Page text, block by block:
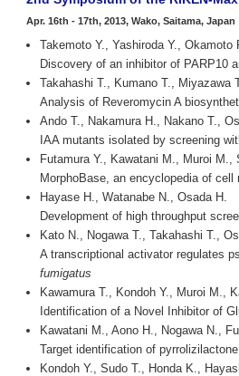
Apr. 16th - 17th, 2013, Wako, Saitama, Japan
Takemoto Y., Yashiroda Y.,
Discovery of an inhibitor of PARP10
Takahashi T., Kumano T., Miyazawa
Analysis of Reveromycin A
Ando T., Nakamura H., Nakano T.,
IAA mutants isolated by screening
Futamura Y., Kawatani M., Muroi
MorphoBase, an encyclopedia of
Hayase H., Watanabe N., Osada H.
Development of high throughput
Kato N., Nogawa T., Takahashi T.,
A transcriptional activator regulates
fumigatus
Kawamura T., Kondoh Y., Muroi M.,
Identification of a Novel Inhibitor of
Kawatani M., Aono H., Nogawa N.,
Target identification of
Kondoh Y., Sudo T., Honda K.,